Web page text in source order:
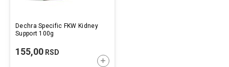
Dechra Specific FKW Kidney
Support 100g
155,00 RSD
DODAJTE U KORPU